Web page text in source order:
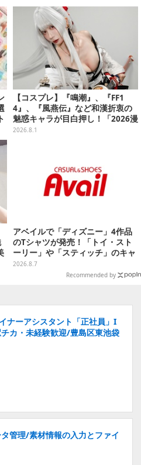
像39枚】
【コスプレ】『鳴潮』、『FF1
4』、『風燕伝』など和漢折衷の
魅惑キャラが目白押し！「2026漫
画博覧会」美麗レイヤー13選【写
2026.8.1
アベイルで「ディズニー」4作品
のTシャツが発売！「トイ・スト
ーリー」や「スティッチ」のキャ
ラを刺しゅうでデザイン
2026.8.7
Recommended by
ナーアシスタント「正社員」I
カ・未経験歓迎/豊島区東池袋
管理/素材情報の入力とファイ